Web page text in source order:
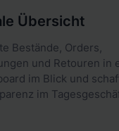
Übersicht
Bestände, Orders,
und Retouren in
im Blick und
im